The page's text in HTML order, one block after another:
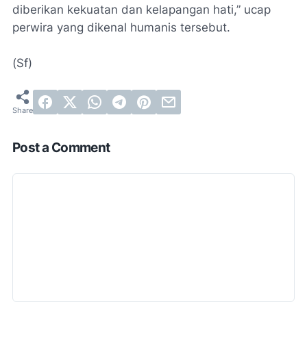
diberikan kekuatan dan kelapangan hati,” ucap
perwira yang dikenal humanis tersebut.
(Sf)
Post a Comment